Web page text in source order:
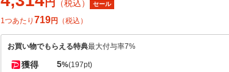
円 （税込） セール
1つあたり 719円 （税込）
お買い物でもらえる特典最大付与率7%
獲得 5%(197pt)